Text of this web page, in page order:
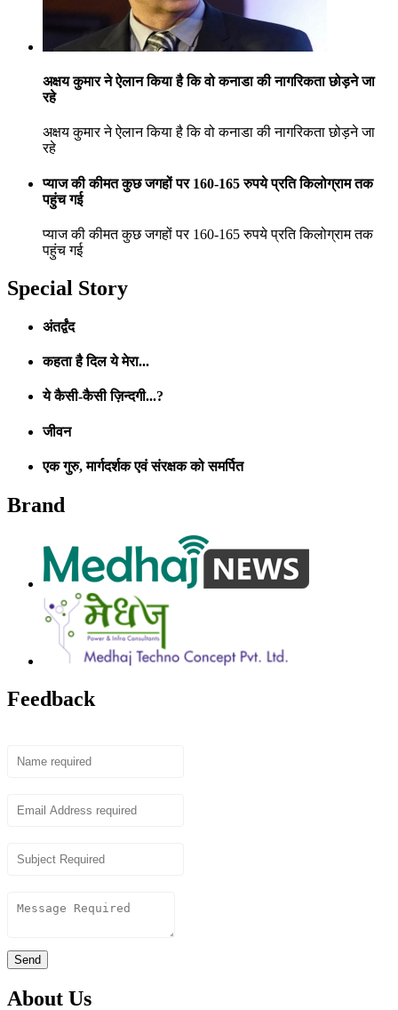
अक्षय कुमार ने ऐलान किया है कि वो कनाडा की नागरिकता छोड़ने जा
रहे
अक्षय कुमार ने ऐलान किया है कि वो कनाडा की नागरिकता छोड़ने जा
रहे
प्याज की कीमत कुछ जगहों पर 160-165 रुपये प्रति किलोग्राम तक
पहुंच गई
प्याज की कीमत कुछ जगहों पर 160-165 रुपये प्रति किलोग्राम तक
पहुंच गई
Special Story
अंतर्द्वंद
कहता है दिल ये मेरा...
ये कैसी-कैसी ज़िन्दगी...?
जीवन
एक गुरु, मार्गदर्शक एवं संरक्षक को समर्पित
Brand
Feedback
Send
About Us